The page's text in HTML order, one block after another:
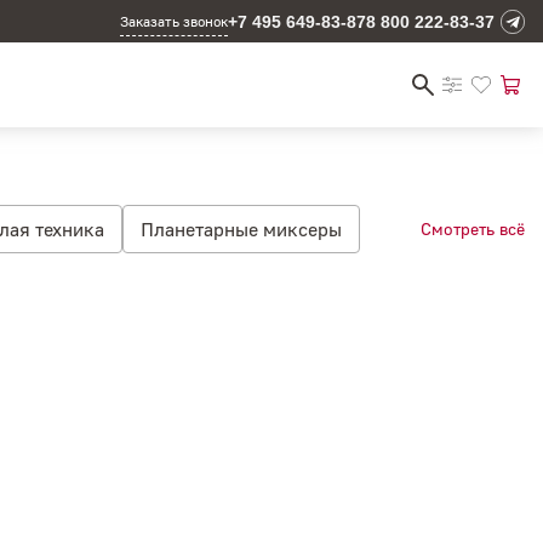
Заказать звонок+7 495 649-83-878 800 222-83-37
техника Планетарные миксеры Смотреть всё